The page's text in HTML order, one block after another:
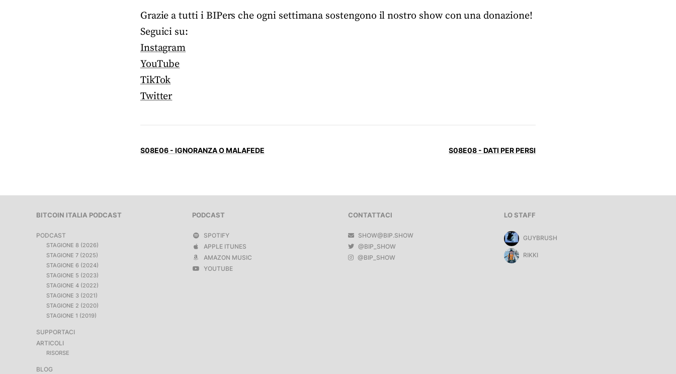
Grazie a tutti i BIPers che ogni settimana sostengono il nostro show con una donazione!
Seguici su:
Instagram
YouTube
TikTok
Twitter
S08E06 - IGNORANZA O MALAFEDE S08E08 - DATI PER PERSI
BITCOIN ITALIA PODCAST
PODCAST
STAGIONE 8 (2026)
STAGIONE 7 (2025)
STAGIONE 6 (2024)
STAGIONE 5 (2023)
STAGIONE 4 (2022)
STAGIONE 3 (2021)
STAGIONE 2 (2020)
STAGIONE 1 (2019)
SUPPORTACI
ARTICOLI
RISORSE
BLOG
PODCAST
SPOTIFY
APPLE ITUNES
AMAZON MUSIC
YOUTUBE
CONTATTACI
SHOW@BIP.SHOW
@BIP_SHOW
@BIP_SHOW
LO STAFF
GUYBRUSH
RIKKI